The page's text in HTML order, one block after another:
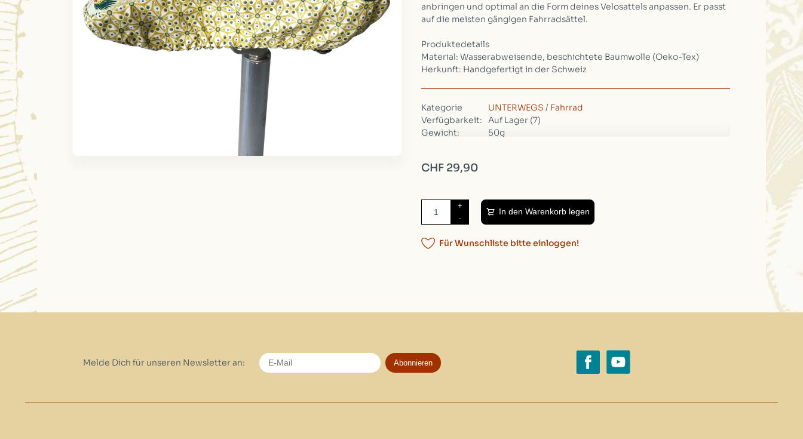
anbringen und optimal an die Form deines Velosattels anpassen. Er passt
auf die meisten gängigen Fahrradsättel.
Produktedetails
Material: Wasserabweisende, beschichtete Baumwolle (Oeko-Tex)
Herkunft: Handgefertigt in der Schweiz
Kategorie UNTERWEGS / Fahrrad
Verfügbarkeit:
Auf Lager (7)
Gewicht:
50g
CHF 29,90
+
-
In den Warenkorb legen
Für Wunschliste bitte einloggen!
Melde Dich für unseren Newsletter an: Abonnieren